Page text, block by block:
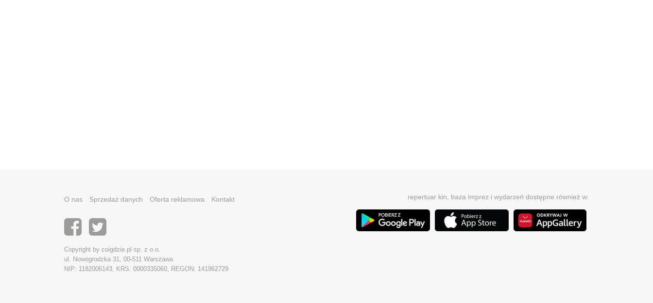
O nas Sprzedaż danych Oferta reklamowa Kontakt
Copyright by coigdzie.pl sp. z o.o.
ul. Nowogrodzka 31, 00-511 Warszawa
NIP: 1182006143, KRS: 0000335060, REGON: 141962729
repertuar kin, baza imprez i wydarzeń dostępne również w: